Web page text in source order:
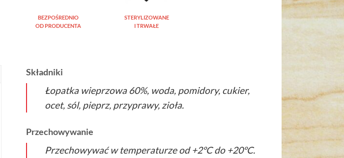
BEZPOŚREDNIO
OD PRODUCENTA
STERYLIZOWANE
I TRWAŁE
Składniki
Łopatka wieprzowa 60%, woda, pomidory, cukier,
ocet, sól, pieprz, przyprawy, zioła.
Przechowywanie
Przechowywać w temperaturze od +2ºC do +20ºC.